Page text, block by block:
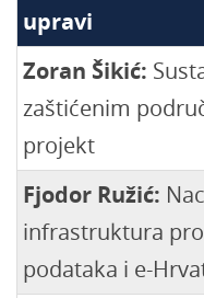
upravi
Zoran Šikić:
zaštićenim
projekt
Fjodor Ružić:
infrastruktura
podataka i e-